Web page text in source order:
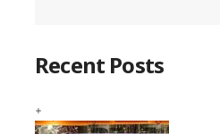
Recent Posts